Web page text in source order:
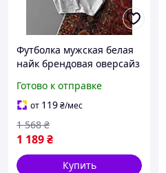
Футболка мужская белая
найк брендовая оверсайз
Футболка чоловіча біла
найк брендова оверсайз
базова Nike knt
Готово к отправке
от 119₴/мес
1 189₴
1 568 ₴
Купить